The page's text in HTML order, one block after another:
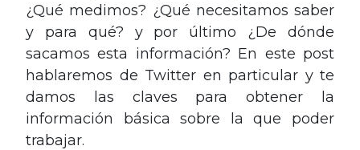
¿Qué medimos? ¿Qué necesitamos saber
y para qué? y por último ¿De dónde
sacamos esta información? En este post
hablaremos de Twitter en particular y te
damos las claves para obtener la
información básica sobre la que poder
trabajar.